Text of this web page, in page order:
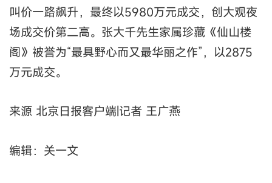
叫价一路飙升，最终以5980万元成交，创大观夜
场成交价第二高。张大千先生家属珍藏《仙山楼
阁》被誉为“最具野心而又最华丽之作”，以2875
万元成交。
来源 北京日报客户端|记者 王广燕
编辑：关一文